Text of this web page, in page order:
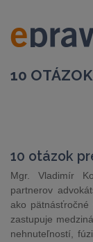
10 OTÁZOK
10 otázok
Mgr. Vladimír
partnerov
ako
zastupuje
nehnuteľností,